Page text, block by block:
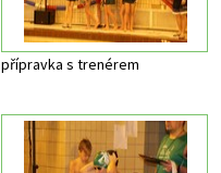
přípravka s trenérem